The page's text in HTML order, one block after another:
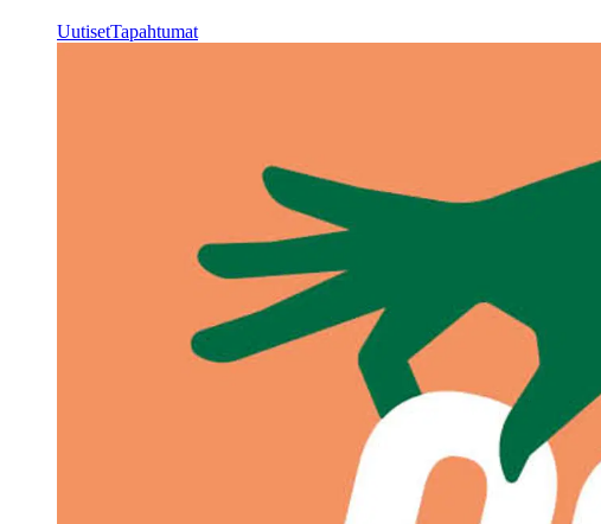
UutisetTapahtumat